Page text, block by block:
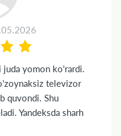
juda yomon ko'rardi.
televizor
quvondi. Shu
Yandeksda sharh